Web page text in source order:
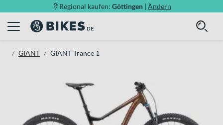
Regional kaufen: Göttingen | Ändern
GIANT GIANT Trance 1